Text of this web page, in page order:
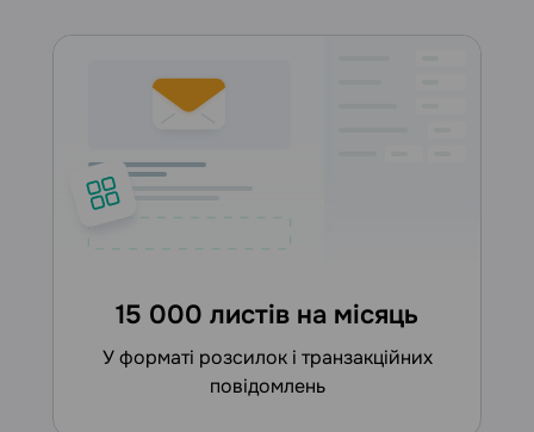
15 000 листів на місяць
у форматі розсилок і транзакційних
повідомлень